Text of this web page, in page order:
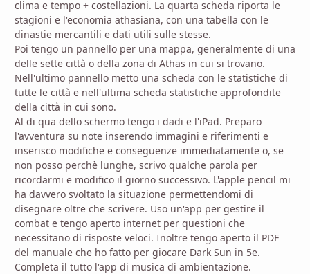
clima e tempo + costellazioni. La quarta scheda riporta le
stagioni e l'economia athasiana, con una tabella con le
dinastie mercantili e dati utili sulle stesse.
Poi tengo un pannello per una mappa, generalmente di una
delle sette città o della zona di Athas in cui si trovano.
Nell'ultimo pannello metto una scheda con le statistiche di
tutte le città e nell'ultima scheda statistiche approfondite
della città in cui sono.
Al di qua dello schermo tengo i dadi e l'iPad. Preparo
l'avventura su note inserendo immagini e riferimenti e
inserisco modifiche e conseguenze immediatamente o, se
non posso perchè lunghe, scrivo qualche parola per
ricordarmi e modifico il giorno successivo. L'apple pencil mi
ha davvero svoltato la situazione permettendomi di
disegnare oltre che scrivere. Uso un'app per gestire il
combat e tengo aperto internet per questioni che
necessitano di risposte veloci. Inoltre tengo aperto il PDF
del manuale che ho fatto per giocare Dark Sun in 5e.
Completa il tutto l'app di musica di ambientazione.